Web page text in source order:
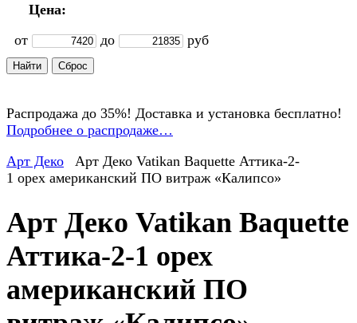
Цена:
от
до руб
Распродажа до 35%! Доставка и установка бесплатно!
Подробнее о распродаже…
Арт Деко
Арт Деко Vatikan Baquette Аттика-2-
1 орех американский ПО витраж «Калипсо»
Арт Деко Vatikan Baquette
Аттика-2-1 орех
американский ПО